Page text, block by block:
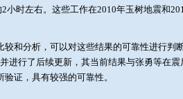
时左右。这些工作在2010年玉树地震和
和分析，可以对这些结果的可靠性进行判
进行了后续更新，其当前结果与张勇等在震
证，具有较强的可靠性。